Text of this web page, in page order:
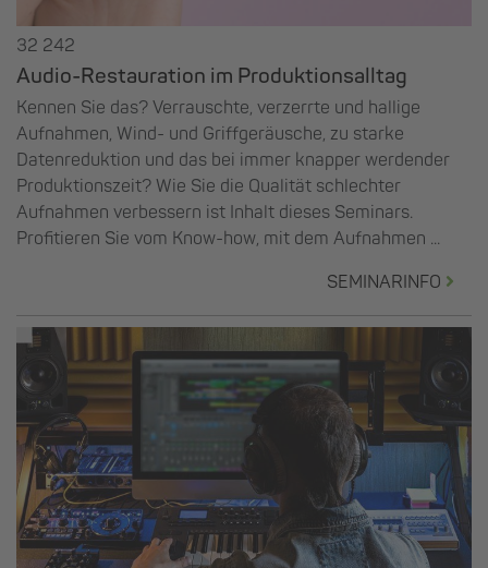
32 242
Audio-Restauration im Produktionsalltag
Kennen Sie das? Verrauschte, verzerrte und hallige
Aufnahmen, Wind- und Griffgeräusche, zu starke
Datenreduktion und das bei immer knapper werdender
Produktionszeit? Wie Sie die Qualität schlechter
Aufnahmen verbessern ist Inhalt dieses Seminars.
Profitieren Sie vom Know-how, mit dem Aufnahmen ...
SEMINARINFO